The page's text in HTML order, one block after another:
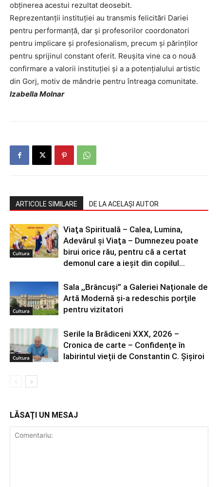
obținerea acestui rezultat deosebit.
Reprezentanții instituției au transmis felicitări Dariei
pentru performanță, dar și profesorilor coordonatori
pentru implicare și profesionalism, precum și părinților
pentru sprijinul constant oferit. Reușita vine ca o nouă
confirmare a valorii instituției și a a potențialului artistic
din Gorj, motiv de mândrie pentru întreaga comunitate.
Izabella Molnar
ARTICOLE SIMILARE DE LA ACELAȘI AUTOR
Cultura
Viaţa Spirituală – Calea, Lumina,
Adevărul şi Viaţa – Dumnezeu poate
birui orice rău, pentru că a certat
demonul care a ieșit din copilul...
Cultura
Sala ,,Brâncuși” a Galeriei Naționale de
Artă Modernă și-a redeschis porțile
pentru vizitatori
Cultura
Serile la Brădiceni XXX, 2026 –
Cronica de carte – Confidențe în
labirintul vieții de Constantin C. Șișiroi
LĂSAȚI UN MESAJ